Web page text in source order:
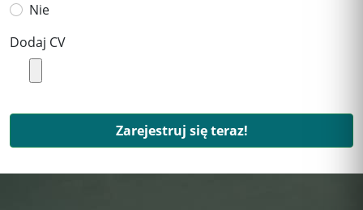
Nie
Dodaj CV
Zarejestruj się teraz!